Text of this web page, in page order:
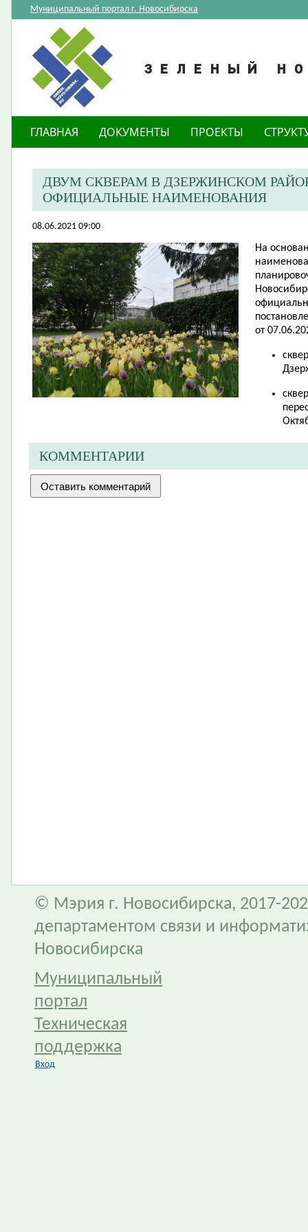
Муниципальный портал г. Новосибирска
ГЛАВНАЯ ДОКУМЕНТЫ ПРОЕКТЫ
ДВУМ СКВЕРАМ В ДЗЕРЖИНСКОМ
ОФИЦИАЛЬНЫЕ НАИМЕНОВАНИЯ
08.06.2021 09:00
На
от
КОММЕНТАРИИ
© Мэрия г. Новосибирска, 2017-
департаментом связи и
Новосибирска
Муниципальный
портал
Техническая
поддержка
Вход